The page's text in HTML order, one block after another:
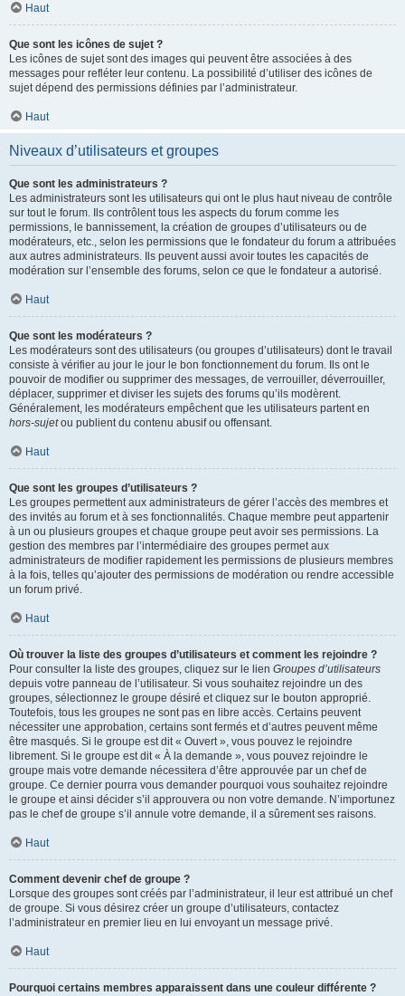
Haut
Que sont les icônes de sujet ?
Les icônes de sujet sont des images qui peuvent être associées à des
messages pour refléter leur contenu. La possibilité d’utiliser des icônes de
sujet dépend des permissions définies par l’administrateur.
Haut
Niveaux d’utilisateurs et groupes
Que sont les administrateurs ?
Les administrateurs sont les utilisateurs qui ont le plus haut niveau de contrôle
sur tout le forum. Ils contrôlent tous les aspects du forum comme les
permissions, le bannissement, la création de groupes d’utilisateurs ou de
modérateurs, etc., selon les permissions que le fondateur du forum a attribuées
aux autres administrateurs. Ils peuvent aussi avoir toutes les capacités de
modération sur l’ensemble des forums, selon ce que le fondateur a autorisé.
Haut
Que sont les modérateurs ?
Les modérateurs sont des utilisateurs (ou groupes d’utilisateurs) dont le travail
consiste à vérifier au jour le jour le bon fonctionnement du forum. Ils ont le
pouvoir de modifier ou supprimer des messages, de verrouiller, déverrouiller,
déplacer, supprimer et diviser les sujets des forums qu’ils modèrent.
Généralement, les modérateurs empêchent que les utilisateurs partent en
hors-sujetou publient du contenu abusif ou offensant.
Haut
Que sont les groupes d’utilisateurs ?
Les groupes permettent aux administrateurs de gérer l’accès des membres et
des invités au forum et à ses fonctionnalités. Chaque membre peut appartenir
à un ou plusieurs groupes et chaque groupe peut avoir ses permissions. La
gestion des membres par l’intermédiaire des groupes permet aux
administrateurs de modifier rapidement les permissions de plusieurs membres
à la fois, telles qu’ajouter des permissions de modération ou rendre accessible
un forum privé.
Haut
Où trouver la liste des groupes d’utilisateurs et comment les rejoindre ?
Pour consulter la liste des groupes, cliquez sur le lien Groupes d’utilisateurs
depuis votre panneau de l’utilisateur. Si vous souhaitez rejoindre un des
groupes, sélectionnez le groupe désiré et cliquez sur le bouton approprié.
Toutefois, tous les groupes ne sont pas en libre accès. Certains peuvent
nécessiter une approbation, certains sont fermés et d’autres peuvent même
être masqués. Si le groupe est dit « Ouvert », vous pouvez le rejoindre
librement. Si le groupe est dit « À la demande », vous pouvez rejoindre le
groupe mais votre demande nécessitera d’être approuvée par un chef de
groupe. Ce dernier pourra vous demander pourquoi vous souhaitez rejoindre
le groupe et ainsi décider s’il approuvera ou non votre demande. N’importunez
pas le chef de groupe s’il annule votre demande, il a sûrement ses raisons.
Haut
Comment devenir chef de groupe ?
Lorsque des groupes sont créés par l’administrateur, il leur est attribué un chef
de groupe. Si vous désirez créer un groupe d’utilisateurs, contactez
l’administrateur en premier lieu en lui envoyant un message privé.
Haut
Pourquoi certains membres apparaissent dans une couleur différente ?